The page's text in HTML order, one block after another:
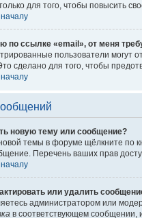
для того, чтобы повысить
по ссылке «email», от меня
пользователи
сделано для того, чтобы
новую тему или сообщение?
темы в форуме щёлкните по
Перечень ваших прав
или удалить
администратором или
в соответствующем сообщении,